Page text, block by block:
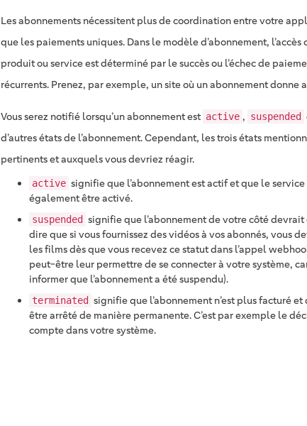
Les abonnements nécessitent plus de coordination entre votre
que les paiements uniques. Dans le modèle d’abonnement,
produit ou service est déterminé par le succès ou l’échec de
récurrents. Prenez, par exemple, un site où un abonnement donne
Vous serez notifié lorsqu’un abonnement est active , suspended
d’autres états de l’abonnement. Cependant, les trois états
pertinents et auxquels vous devriez réagir.
active signifie que l’abonnement est actif et que le
également être activé.
suspended signifie que l’abonnement de votre côté devrait
dire que si vous fournissez des vidéos à vos abonnés, vous
les films dès que vous recevez ce statut dans l’appel
peut-être leur permettre de se connecter à votre système,
informer que l’abonnement a été suspendu).
terminated signifie que l’abonnement n’est plus facturé
être arrêté de manière permanente. C’est par exemple le
compte dans votre système.